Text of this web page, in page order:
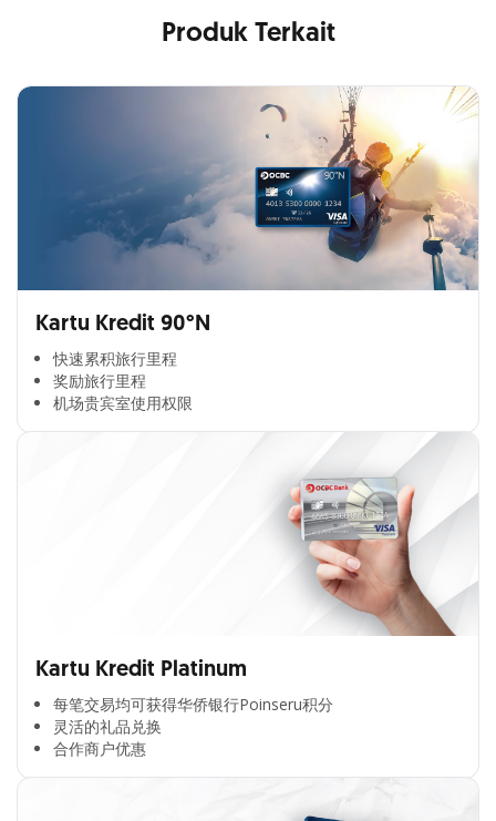
Produk Terkait
Kartu Kredit 90°N
快速累积旅行里程​
奖励旅行里程​
机场贵宾室使用权限​
Kartu Kredit Platinum
每笔交易均可获得华侨银行Poinseru积分​
灵活的礼品兑换​
合作商户优惠​